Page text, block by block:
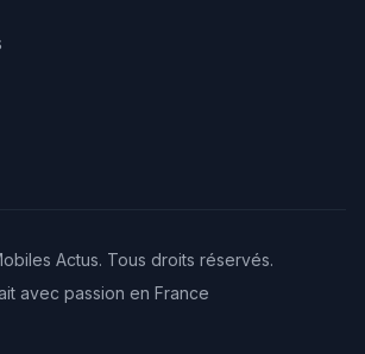
Actus. Tous droits réservés.
avec passion en France